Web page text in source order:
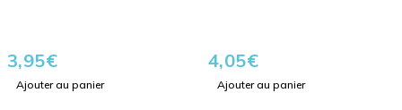
3,95€
Ajouter au panier
4,05€
Ajouter au panier